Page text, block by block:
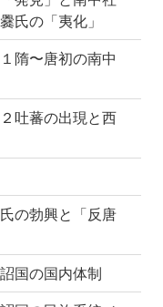
氏の「夷化」
隋〜唐初の南中
吐蕃の出現と西
の勃興と「反唐
国の国内体制